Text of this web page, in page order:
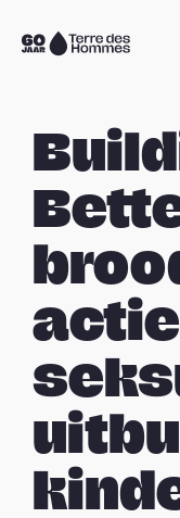
Sla navigatie
Naar
homepage